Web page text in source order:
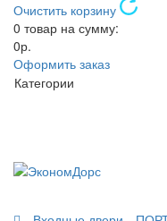
Очистить корзину
0 товар на сумму:
0р.
Оформить заказ
Категории